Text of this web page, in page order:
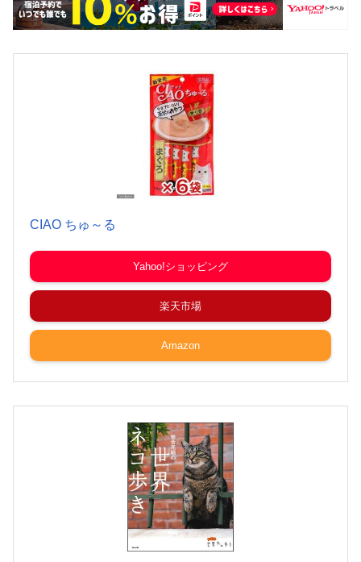
CIAO ちゅ～る
Yahoo!ショッピング
楽天市場
Amazon